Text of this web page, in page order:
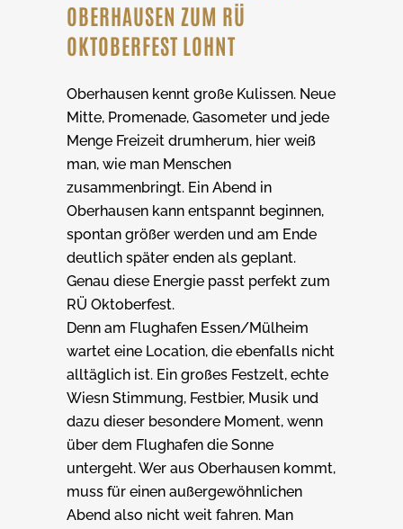
OBERHAUSEN ZUM RÜ
OKTOBERFEST LOHNT
Oberhausen kennt große Kulissen. Neue
Mitte, Promenade, Gasometer und jede
Menge Freizeit drumherum, hier weiß
man, wie man Menschen
zusammenbringt. Ein Abend in
Oberhausen kann entspannt beginnen,
spontan größer werden und am Ende
deutlich später enden als geplant.
Genau diese Energie passt perfekt zum
RÜ Oktoberfest.
Denn am Flughafen Essen/Mülheim
wartet eine Location, die ebenfalls nicht
alltäglich ist. Ein großes Festzelt, echte
Wiesn Stimmung, Festbier, Musik und
dazu dieser besondere Moment, wenn
über dem Flughafen die Sonne
untergeht. Wer aus Oberhausen kommt,
muss für einen außergewöhnlichen
Abend also nicht weit fahren. Man